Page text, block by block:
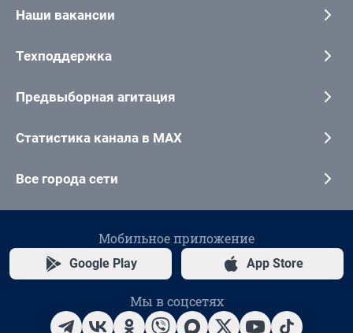
Наши вакансии
Техподдержка
Предвыборная агитация
Статистика канала в MAX
Все города сети
Мобильное приложение
Google Play App Store
Мы в соцсетях